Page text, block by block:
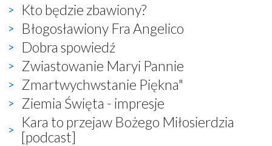
Kto będzie zbawiony?
Błogosławiony Fra Angelico
Dobra spowiedź
Zwiastowanie Maryi Pannie
Zmartwychwstanie Piękna"
Ziemia Święta - impresje
Kara to przejaw Bożego Miłosierdzia
[podcast]